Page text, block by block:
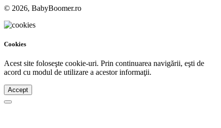
© 2026, BabyBoomer.ro
Cookies
Acest site foloseşte cookie-uri. Prin continuarea navigării, eşti de
acord cu modul de utilizare a acestor informaţii.
Accept